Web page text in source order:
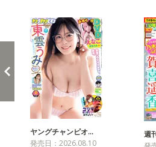
ヤングチャンピオ…
発売日：2026.08.10
週